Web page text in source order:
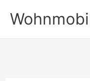
Inhalt
springen